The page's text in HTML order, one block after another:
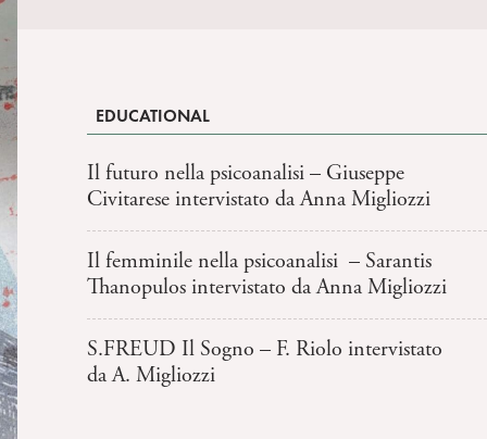
EDUCATIONAL
Il futuro nella psicoanalisi – Giuseppe
Civitarese intervistato da Anna Migliozzi
Il femminile nella psicoanalisi – Sarantis
Thanopulos intervistato da Anna Migliozzi
S.FREUD Il Sogno – F. Riolo intervistato
da A. Migliozzi